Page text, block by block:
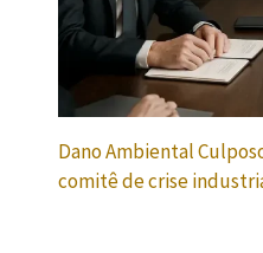
Dano Ambiental
comitê de crise